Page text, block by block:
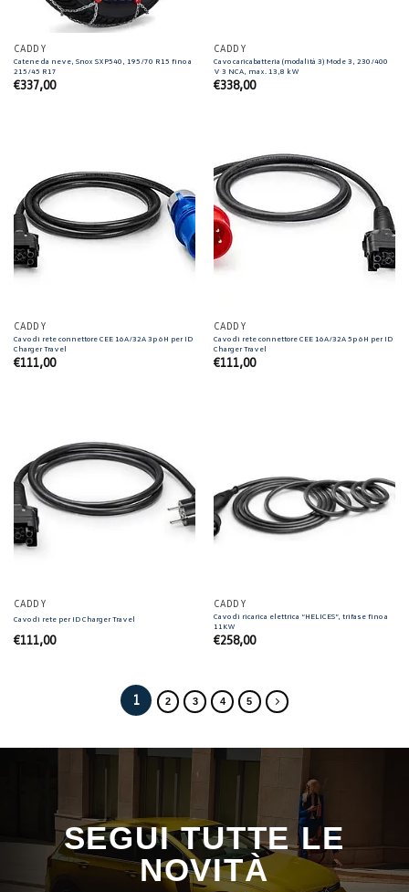
CADDY
Catene da neve, Snox SXP540, 195/70 R15 fino a
215/45 R17
€337,00
CADDY
Cavo caricabatteria (modalità 3) Mode 3, 230/400
V 3 NCA, max. 13,8 kW
€338,00
CADDY
Cavo di rete connettore CEE 16A/32A 3p 6H per ID
Charger Travel
€111,00
CADDY
Cavo di rete connettore CEE 16A/32A 5p 6H per ID
Charger Travel
€111,00
CADDY
Cavo di rete per ID Charger Travel
€111,00
CADDY
Cavo di ricarica elettrica “HELICES”, trifase fino a
11KW
€258,00
1 2 3 4 5
SEGUI TUTTE LE
NOVITÀ